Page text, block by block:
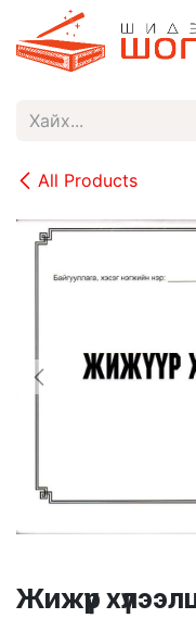
Skip to Content
All Products
Жижүүр